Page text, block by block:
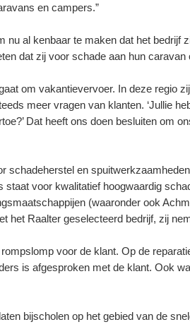
en campers.”
al kenbaar te maken dat het bedrijf
dat zij voor schade aan hun
om vakantievervoer. In deze regio
meer vragen van klanten. ‘Jullie
Dat heeft ons doen besluiten om
en
voor kwalitatief hoogwaardig
(waaronder ook
het Raalter geselecteerd bedrijf, zij
voor de klant. Op de
is afgesproken met de klant. Ook
bijscholen op het gebied van de